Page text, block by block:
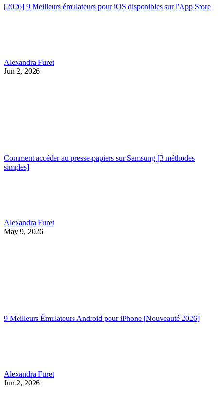
[2026] 9 Meilleurs émulateurs pour iOS disponibles sur l'App Store
Alexandra Furet
Jun 2, 2026
Comment accéder au presse-papiers sur Samsung [3 méthodes
simples]
Alexandra Furet
May 9, 2026
9 Meilleurs Émulateurs Android pour iPhone [Nouveauté 2026]
Alexandra Furet
Jun 2, 2026